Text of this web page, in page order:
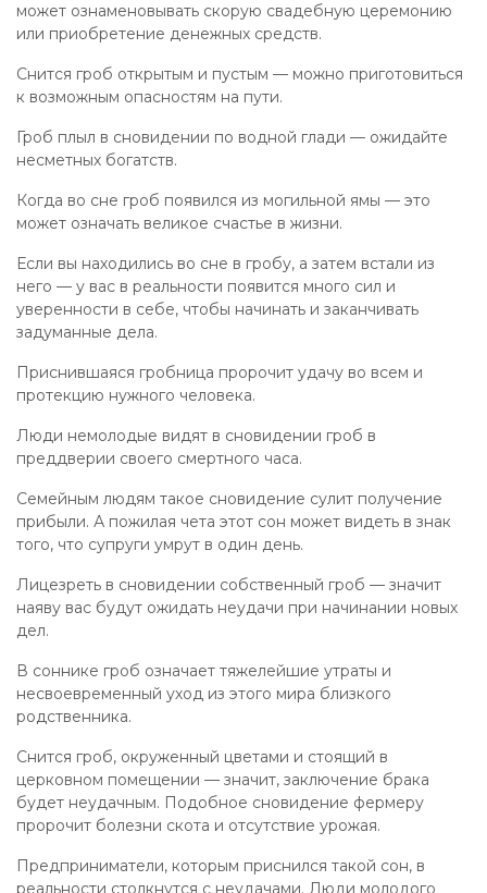
может ознаменовывать скорую свадебную церемонию
или приобретение денежных средств.
Снится гроб открытым и пустым — можно приготовиться
к возможным опасностям на пути.
Гроб плыл в сновидении по водной глади — ожидайте
несметных богатств.
Когда во сне гроб появился из могильной ямы — это
может означать великое счастье в жизни.
Если вы находились во сне в гробу, а затем встали из
него — у вас в реальности появится много сил и
уверенности в себе, чтобы начинать и заканчивать
задуманные дела.
Приснившаяся гробница пророчит удачу во всем и
протекцию нужного человека.
Люди немолодые видят в сновидении гроб в
преддверии своего смертного часа.
Семейным людям такое сновидение сулит получение
прибыли. А пожилая чета этот сон может видеть в знак
того, что супруги умрут в один день.
Лицезреть в сновидении собственный гроб — значит
наяву вас будут ожидать неудачи при начинании новых
дел.
В соннике гроб означает тяжелейшие утраты и
несвоевременный уход из этого мира близкого
родственника.
Снится гроб, окруженный цветами и стоящий в
церковном помещении — значит, заключение брака
будет неудачным. Подобное сновидение фермеру
пророчит болезни скота и отсутствие урожая.
Предприниматели, которым приснился такой сон, в
реальности столкнутся с неудачами. Люди молодого